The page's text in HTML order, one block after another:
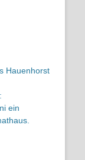
Hauenhorst
ein